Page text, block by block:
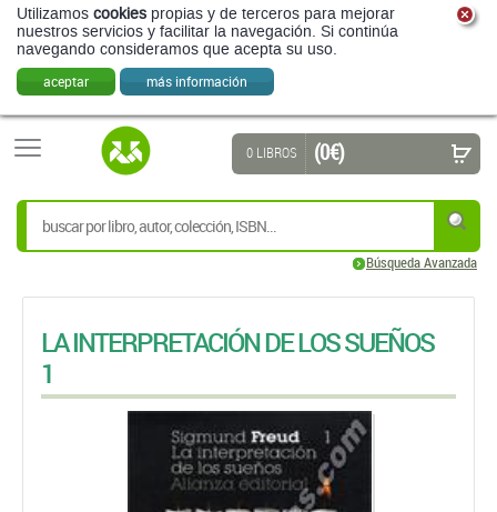
Utilizamos cookies propias y de terceros para mejorar
nuestros servicios y facilitar la navegación. Si continúa
navegando consideramos que acepta su uso.
aceptar más información
Búsqueda Avanzada
0 LIBROS (0 €)
LA INTERPRETACIÓN DE LOS SUEÑOS
1